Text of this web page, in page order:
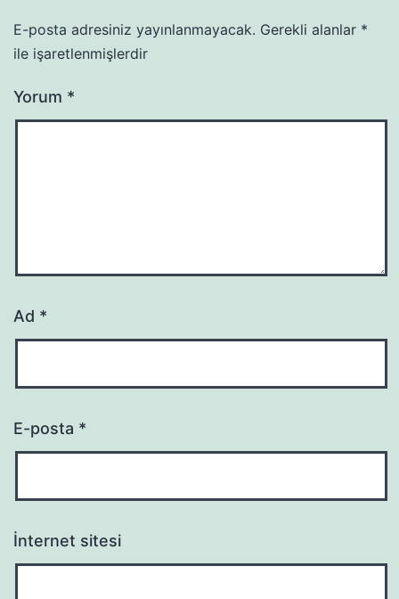
E-posta adresiniz yayınlanmayacak. Gerekli alanlar *
ile işaretlenmişlerdir
Yorum *
Ad *
E-posta *
İnternet sitesi